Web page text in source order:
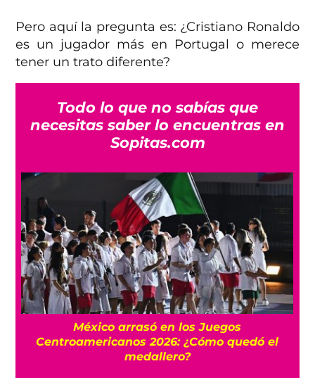
Pero aquí la pregunta es: ¿Cristiano Ronaldo
es un jugador más en Portugal o merece
tener un trato diferente?
Todo lo que no sabías que
necesitas saber lo encuentras en
Sopitas.com
México arrasó en los Juegos
Centroamericanos 2026: ¿Cómo quedó el
medallero?